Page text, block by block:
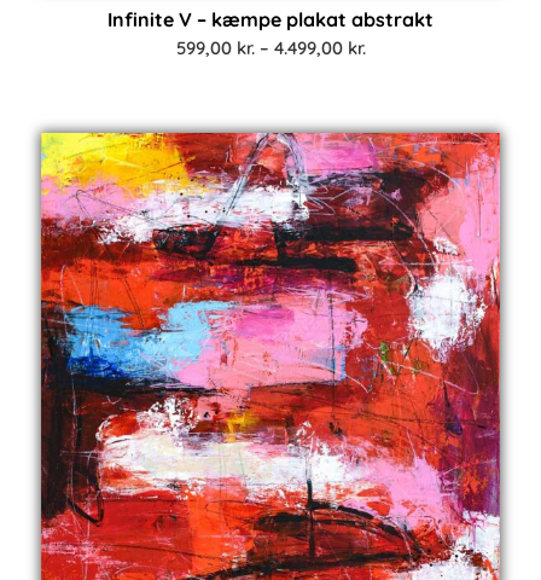
Infinite V – kæmpe plakat abstrakt
599,00 kr. – 4.499,00 kr.Prisinterval: